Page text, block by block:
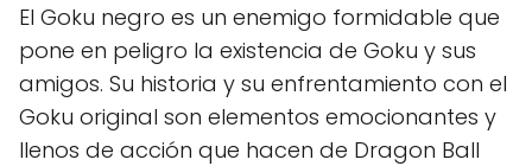
El Goku negro es un enemigo formidable que
pone en peligro la existencia de Goku y sus
amigos. Su historia y su enfrentamiento con el
Goku original son elementos emocionantes y
llenos de acción que hacen de Dragon Ball